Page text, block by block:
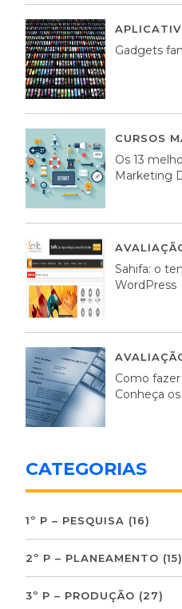
Gadgets
CURSOS
Os 13
Marketing
Sahifa: o
WordPress
Como
Conheça
CATEGORIAS
1º P – PESQUISA (16)
2º P – PLANEAMENTO (15)
3º P – PRODUÇÃO (27)